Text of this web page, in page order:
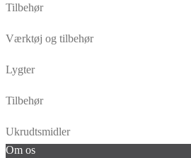
Tilbehør
Værktøj og tilbehør
Lygter
Tilbehør
Ukrudtsmidler
Om os